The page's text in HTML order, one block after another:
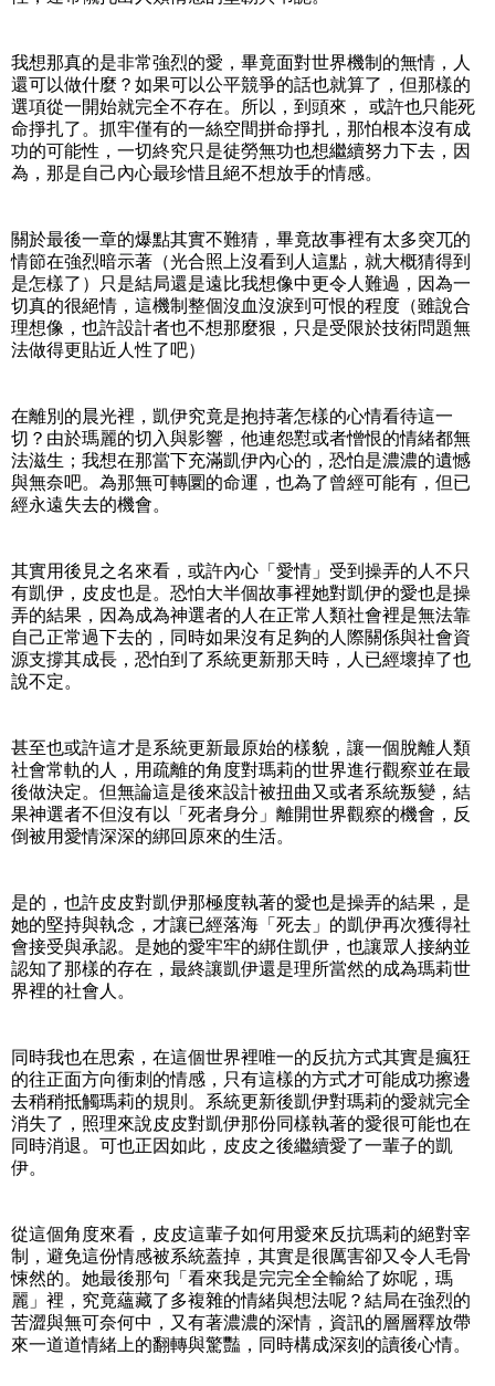
我想那真的是非常強烈的愛，畢竟面對世界機制的無情，人
還可以做什麼？如果可以公平競爭的話也就算了，但那樣的
選項從一開始就完全不存在。所以，到頭來， 或許也只能死
命掙扎了。抓牢僅有的一絲空間拼命掙扎，那怕根本沒有成
功的可能性，一切終究只是徒勞無功也想繼續努力下去，因
為，那是自己內心最珍惜且絕不想放手的情感。
關於最後一章的爆點其實不難猜，畢竟故事裡有太多突兀的
情節在強烈暗示著（光合照上沒看到人這點，就大概猜得到
是怎樣了）只是結局還是遠比我想像中更令人難過，因為一
切真的很絕情，這機制整個沒血沒淚到可恨的程度（雖說合
理想像，也許設計者也不想那麼狠，只是受限於技術問題無
法做得更貼近人性了吧）
在離別的晨光裡，凱伊究竟是抱持著怎樣的心情看待這一
切？由於瑪麗的切入與影響，他連怨懟或者憎恨的情緒都無
法滋生；我想在那當下充滿凱伊內心的，恐怕是濃濃的遺憾
與無奈吧。為那無可轉圜的命運，也為了曾經可能有，但已
經永遠失去的機會。
其實用後見之名來看，或許內心「愛情」受到操弄的人不只
有凱伊，皮皮也是。恐怕大半個故事裡她對凱伊的愛也是操
弄的結果，因為成為神選者的人在正常人類社會裡是無法靠
自己正常過下去的，同時如果沒有足夠的人際關係與社會資
源支撐其成長，恐怕到了系統更新那天時，人已經壞掉了也
說不定。
甚至也或許這才是系統更新最原始的樣貌，讓一個脫離人類
社會常軌的人，用疏離的角度對瑪莉的世界進行觀察並在最
後做決定。但無論這是後來設計被扭曲又或者系統叛變，結
果神選者不但沒有以「死者身分」離開世界觀察的機會，反
倒被用愛情深深的綁回原來的生活。
是的，也許皮皮對凱伊那極度執著的愛也是操弄的結果，是
她的堅持與執念，才讓已經落海「死去」的凱伊再次獲得社
會接受與承認。是她的愛牢牢的綁住凱伊，也讓眾人接納並
認知了那樣的存在，最終讓凱伊還是理所當然的成為瑪莉世
界裡的社會人。
同時我也在思索，在這個世界裡唯一的反抗方式其實是瘋狂
的往正面方向衝刺的情感，只有這樣的方式才可能成功擦邊
去稍稍抵觸瑪莉的規則。系統更新後凱伊對瑪莉的愛就完全
消失了，照理來說皮皮對凱伊那份同樣執著的愛很可能也在
同時消退。可也正因如此，皮皮之後繼續愛了一輩子的凱
伊。
從這個角度來看，皮皮這輩子如何用愛來反抗瑪莉的絕對宰
制，避免這份情感被系統蓋掉，其實是很厲害卻又令人毛骨
悚然的。她最後那句「看來我是完完全全輸給了妳呢，瑪
麗」裡，究竟蘊藏了多複雜的情緒與想法呢？結局在強烈的
苦澀與無可奈何中，又有著濃濃的深情，資訊的層層釋放帶
來一道道情緒上的翻轉與驚豔，同時構成深刻的讀後心情。